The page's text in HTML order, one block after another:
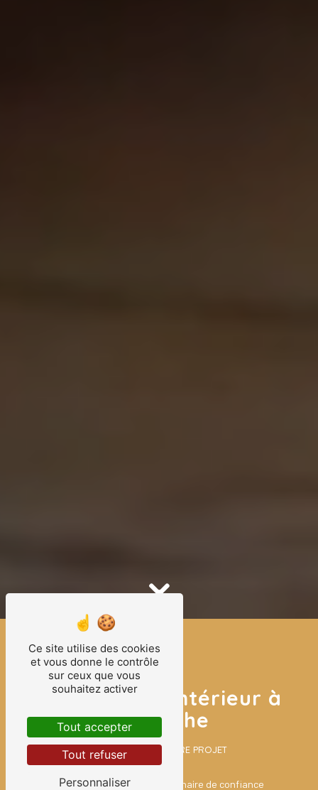
Architecte d'intérieur à
La Flèche
AU SERVICE DE VOTRE PROJET
MILLET & CO est votre partenaire de confiance
Ce site utilise des cookies
et vous donne le contrôle
sur ceux que vous
souhaitez activer
Tout accepter
Tout refuser
Personnaliser